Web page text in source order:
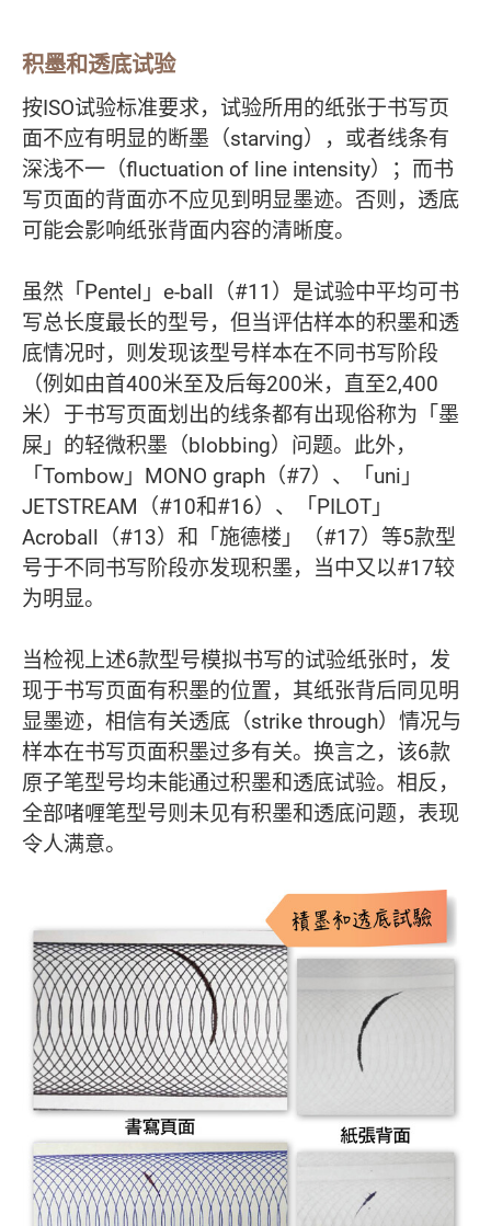
积墨和透底试验
按ISO试验标准要求，试验所用的纸张于书写页
面不应有明显的断墨（starving），或者线条有
深浅不一（fluctuation of line intensity）；而书
写页面的背面亦不应见到明显墨迹。否则，透底
可能会影响纸张背面内容的清晰度。
虽然「Pentel」e-ball（#11）是试验中平均可书
写总长度最长的型号，但当评估样本的积墨和透
底情况时，则发现该型号样本在不同书写阶段
（例如由首400米至及后每200米，直至2,400
米）于书写页面划出的线条都有出现俗称为「墨
屎」的轻微积墨（blobbing）问题。此外，
「Tombow」MONO graph（#7）、「uni」
JETSTREAM（#10和#16）、「PILOT」
Acroball（#13）和「施德楼」（#17）等5款型
号于不同书写阶段亦发现积墨，当中又以#17较
为明显。
当检视上述6款型号模拟书写的试验纸张时，发
现于书写页面有积墨的位置，其纸张背后同见明
显墨迹，相信有关透底（strike through）情况与
样本在书写页面积墨过多有关。换言之，该6款
原子笔型号均未能通过积墨和透底试验。相反，
全部啫喱笔型号则未见有积墨和透底问题，表现
令人满意。